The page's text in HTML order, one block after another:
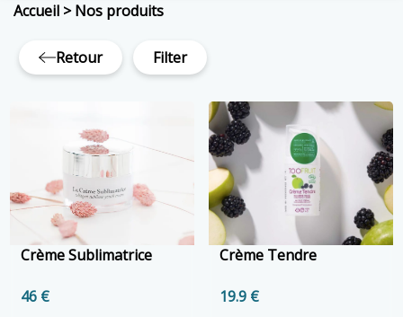
Accueil >Nos produits
Retour Filter
Crème Sublimatrice
46 €
Crème Tendre
19.9 €